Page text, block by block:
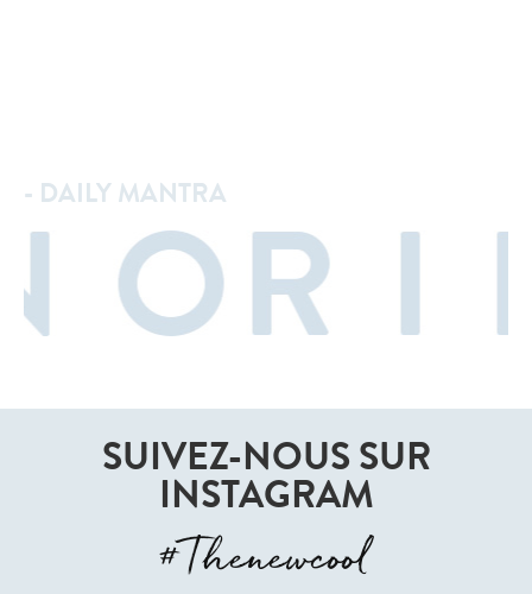
- DAILY MANTRA
SUIVEZ-NOUS SUR
INSTAGRAM
#Thenewcool